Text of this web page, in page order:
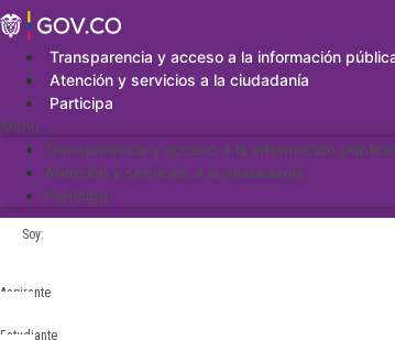
Saltar
al
contenidoTransparencia y acceso a la información
Atención y servicios a la ciudadanía
Participa
Menu
Transparencia y acceso a la información pública
Atención y servicios a la ciudadanía
Participa
Soy:
Aspirante
Estudiante